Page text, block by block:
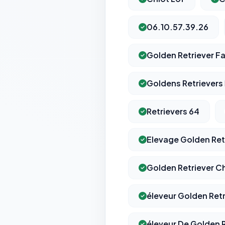
06.10.57.39.26
Golden Retriever
Goldens
Retrievers 64
Elevage Golden
Golden Retriever
éleveur Golden